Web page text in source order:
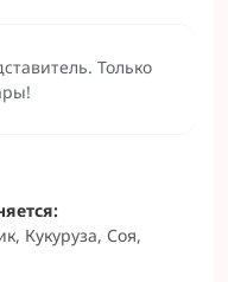
Только
Кукуруза, Соя,